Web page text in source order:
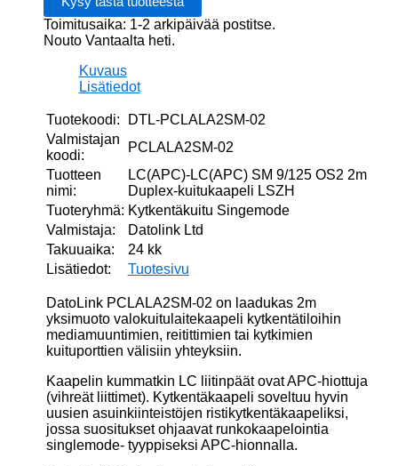
Duplex-
kuitukaapeli
LSZH
Toimitusaika: 1-2 arkipäivää postitse.
Nouto Vantaalta heti.
Kuvaus
Lisätiedot
Tuotekoodi:
DTL-PCLALA2SM-02
Valmistajan
koodi:
PCLALA2SM-02
Tuotteen
nimi:
LC(APC)-LC(APC) SM 9/125 OS2 2m
Duplex-kuitukaapeli LSZH
Tuoteryhmä: Kytkentäkuitu Singemode
Valmistaja:
Datolink Ltd
Takuuaika:
24 kk
Lisätiedot:
Tuotesivu
DatoLink PCLALA2SM-02 on laadukas 2m
yksimuoto valokuitulaitekaapeli kytkentätiloihin
mediamuuntimien, reitittimien tai kytkimien
kuituporttien välisiin yhteyksiin.
Kaapelin kummatkin LC liitinpäät ovat APC-hiottuja
(vihreät liittimet). Kytkentäkaapeli soveltuu hyvin
uusien asuinkiinteistöjen ristikytkentäkaapeliksi,
jossa suositukset ohjaavat runkokaapelointia
singlemode- tyyppiseksi APC-hionnalla.